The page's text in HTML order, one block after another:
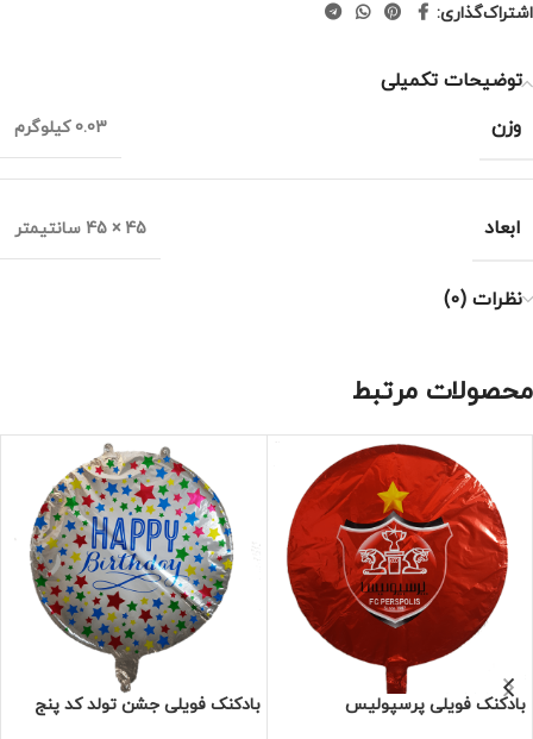
اشتراک‌گذاری:
توضیحات تکمیلی
وزن
0.03 کیلوگرم
ابعاد 45 × 45 سانتیمتر
نظرات (0)
محصولات مرتبط
بادکنک فویلی پرسپولیس بادکنک فویلی جشن تولد کد پنج